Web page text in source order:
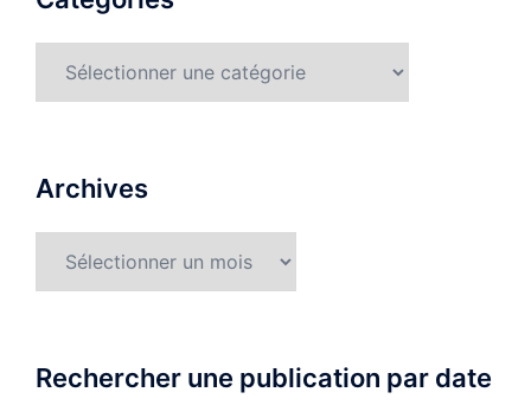
Archives
Rechercher une publication par date